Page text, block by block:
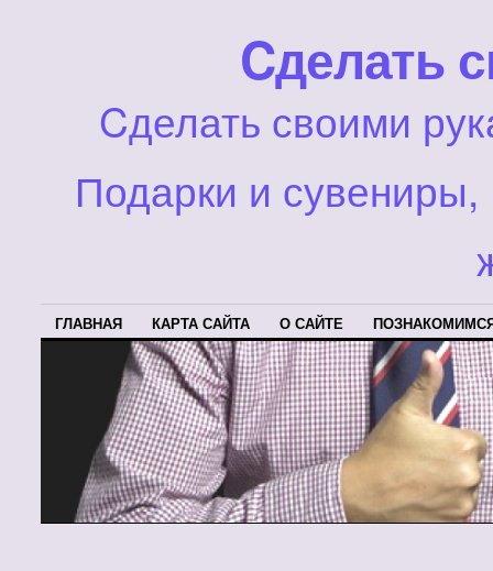
Cделать
Cделать своими
Подарки и
ГЛАВНАЯ КАРТА САЙТА О САЙТЕ